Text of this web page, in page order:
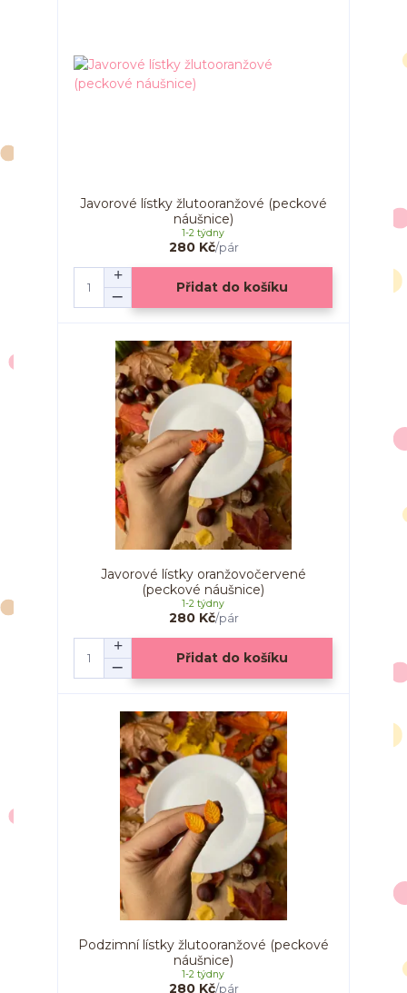
Javorové lístky žlutooranžové (peckové
náušnice)
280 Kč/pár
1-2 týdny
Přidat do košíku
Javorové lístky oranžovočervené
(peckové náušnice)
280 Kč/pár
1-2 týdny
Přidat do košíku
Podzimní lístky žlutooranžové (peckové
náušnice)
280 Kč/pár
1-2 týdny